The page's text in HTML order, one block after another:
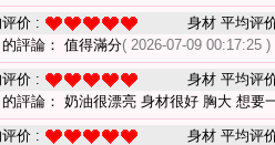
价 : 身材 平均评
的評論： 值得滿分( 2026-07-09 00:17:25 )
价 : 身材 平均评
的評論： 奶油很漂亮 身材很好 胸大 想要
价 : 身材 平均评